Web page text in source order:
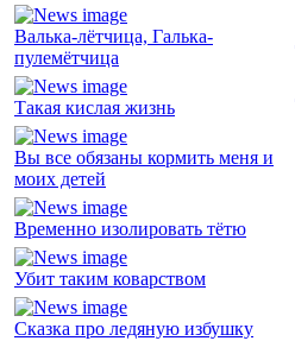
Валька-лётчица, Галька-
пулемётчица
Такая кислая жизнь
Вы все обязаны кормить меня и
моих детей
Временно изолировать тётю
Убит таким коварством
Сказка про ледяную избушку